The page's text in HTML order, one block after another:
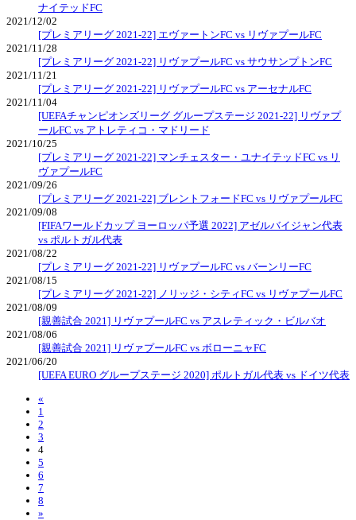
ナイテッドFC
2021/12/02
[プレミアリーグ 2021-22] エヴァートンFC vs リヴァプールFC
2021/11/28
[プレミアリーグ 2021-22] リヴァプールFC vs サウサンプトンFC
2021/11/21
[プレミアリーグ 2021-22] リヴァプールFC vs アーセナルFC
2021/11/04
[UEFAチャンピオンズリーグ グループステージ 2021-22] リヴァプ
ールFC vs アトレティコ・マドリード
2021/10/25
[プレミアリーグ 2021-22] マンチェスター・ユナイテッドFC vs リ
ヴァプールFC
2021/09/26
[プレミアリーグ 2021-22] ブレントフォードFC vs リヴァプールFC
2021/09/08
[FIFAワールドカップ ヨーロッパ予選 2022] アゼルバイジャン代表
vs ポルトガル代表
2021/08/22
[プレミアリーグ 2021-22] リヴァプールFC vs バーンリーFC
2021/08/15
[プレミアリーグ 2021-22] ノリッジ・シティFC vs リヴァプールFC
2021/08/09
[親善試合 2021] リヴァプールFC vs アスレティック・ビルバオ
2021/08/06
[親善試合 2021] リヴァプールFC vs ボローニャFC
2021/06/20
[UEFA EURO グループステージ 2020] ポルトガル代表 vs ドイツ代表
«
1
2
3
4
5
6
7
8
»